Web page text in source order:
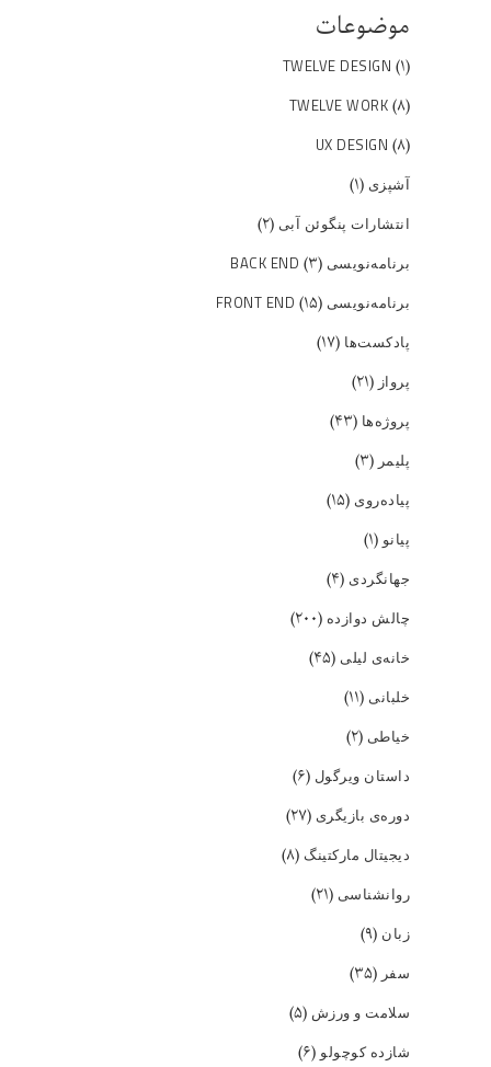
موضوعات
TWELVE DESIGN (۱)
TWELVE WORK (۸)
UX DESIGN (۸)
آشپزی (۱)
انتشارات پنگوئن آبی (۲)
برنامه‌نویسی BACK END (۳)
برنامه‌نویسی FRONT END (۱۵)
پادکست‌ها (۱۷)
پرواز (۲۱)
پروژه‌ها (۴۳)
پلیمر (۳)
پیاده‌روی (۱۵)
پیانو(۱)
جهانگردی (۴)
چالش دوازده (۲۰۰)
خانه‌ی لیلی (۴۵)
خلبانی (۱۱)
خیاطی (۲)
داستان ویرگول (۶)
دوره‌ی بازیگری (۲۷)
دیجیتال مارکتینگ (۸)
روانشناسی (۲۱)
زبان (۹)
سفر (۳۵)
سلامت و ورزش (۵)
شازده کوچولو(۶)